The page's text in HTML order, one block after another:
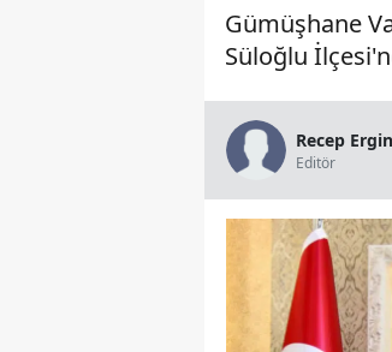
Gümüşhane
Süloğlu
Recep Ergin
Editör